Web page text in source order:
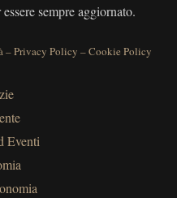
sempre aggiornato.
–Privacy Policy –Cookie Policy
Eventi